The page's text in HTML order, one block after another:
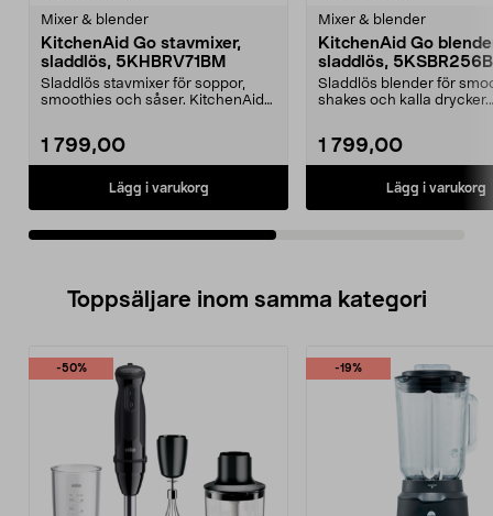
Mixer & blender
KitchenAid Go stavmixer,
sladdlös, 5KHBRV71BM
Sladdlös stavmixer för soppor,
smoothies och såser. KitchenAid
1 799,00
Lägg i varukorg
Mixer & blender
KitchenAid Go
sladdlös,
Sladdlös blender för
shakes och kalla drycker.
1 799,00
Lägg i varukorg
Toppsäljare inom samma kategori
-50% -19%